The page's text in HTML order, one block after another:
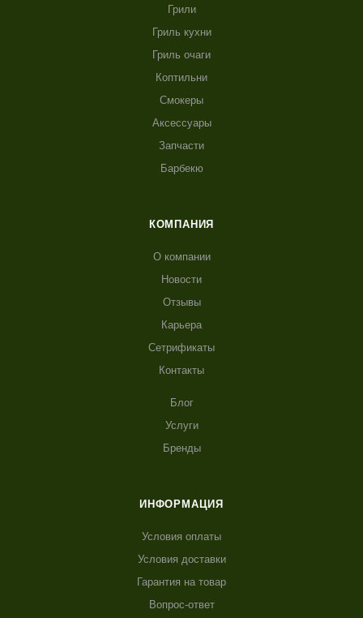
Грили
Гриль кухни
Гриль очаги
Коптильни
Смокеры
Аксессуары
Запчасти
Барбекю
КОМПАНИЯ
О компании
Новости
Отзывы
Карьера
Сетрификаты
Контакты
Блог
Услуги
Бренды
ИНФОРМАЦИЯ
Условия оплаты
Условия доставки
Гарантия на товар
Вопрос-ответ